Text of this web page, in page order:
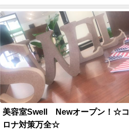
美容室Swell Newオープン！☆コ
ロナ対策万全☆